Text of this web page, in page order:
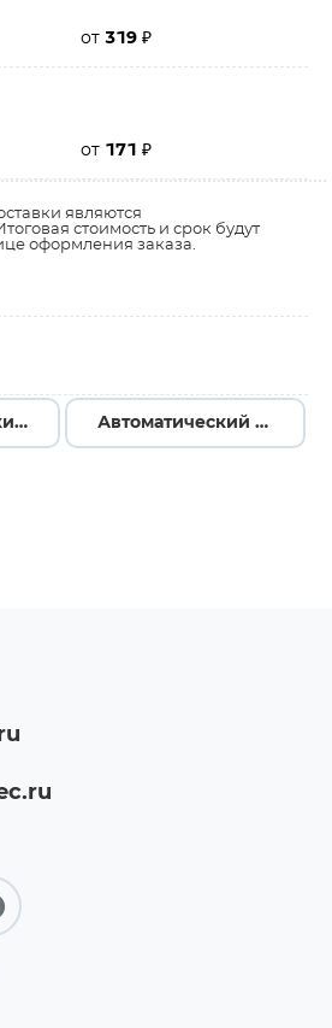
от 319 ₽
от 171 ₽
являются
стоимость и срок будут
оформления заказа.
← Автоматический выключатель с мех. блок. (байпас) ВА47-29Б 3Р+3Р 20А 4,5кА х-ка C SQ0206-0408 Автоматический выключатель модульный YON max типа MD63S, 4,5кА, 2 полюса, хар-ка C, 16А MD63S-2PC16 →